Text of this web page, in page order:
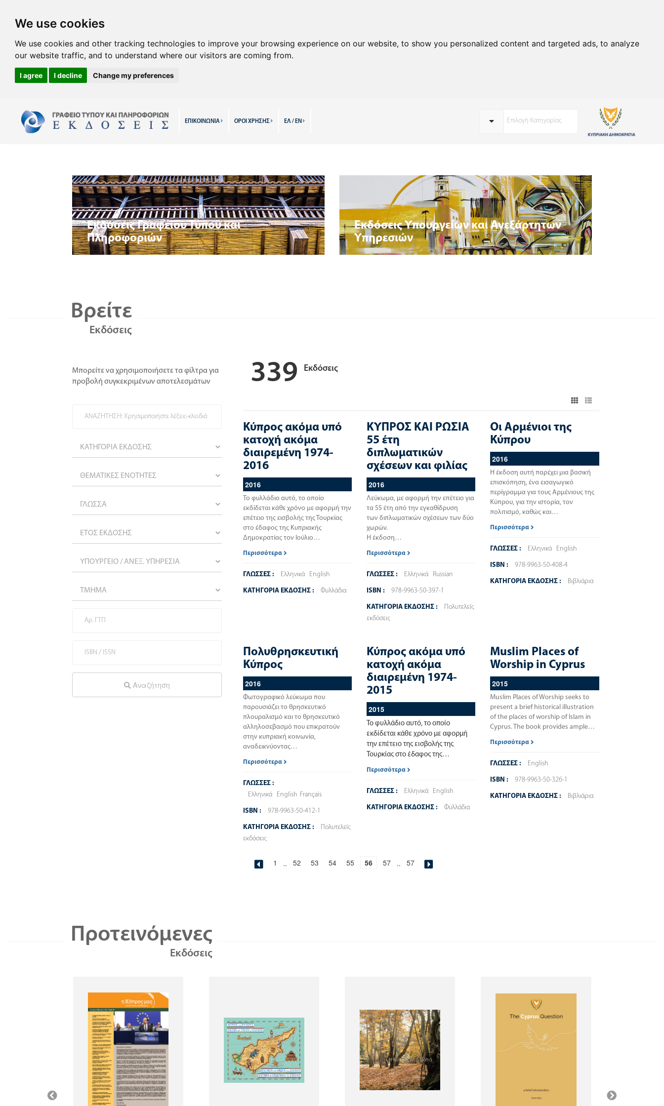
We use cookies
We use cookies and other tracking technologies to improve your browsing experience on our website, to show you personalized content and targeted ads, to analyze
our website traffic, and to understand where our visitors are coming from.
I agree I decline Change my preferences
ΕΠΙΚΟΙΝΩΝΙΑ ΟΡΟΙ ΧΡΗΣΗΣ ΕΛ / EN Επιλογή Κατηγορίας
Εκδόσεις Γραφείου Τύπου και
Πληροφοριών
Εκδόσεις Υπουργείων και Ανεξάρτητων
Υπηρεσιών
Βρείτε
Εκδόσεις
Μπορείτε να χρησιμοποιήσετε τα φίλτρα για
προβολή συγκεκριμένων αποτελεσμάτων
Αναζήτηση
339 Εκδόσεις
Κύπρος ακόμα υπό
κατοχή ακόμα
διαιρεμένη 1974-
2016
2016
Το φυλλάδιο αυτό, το οποίο
εκδίδεται κάθε χρόνο με αφορμή την
επέτειο της εισβολής της Τουρκίας
στο έδαφος της Κυπριακής
Δημοκρατίας τον Ιούλιο…
Περισσότερα
ΓΛΩΣΣΕΣ : Ελληνικά English
ΚΑΤΗΓΟΡΙΑ ΕΚΔΟΣΗΣ : Φυλλάδια
ΚΥΠΡΟΣ ΚΑΙ ΡΩΣΙΑ
55 έτη
διπλωματικών
σχέσεων και φιλίας
2016
Λεύκωμα, με αφορμή την επέτειο για
τα 55 έτη από την εγκαθίδρυση
τωνδιπλωματικών σχέσεων των δύο
χωρών.
Η έκδοση…
Περισσότερα
ΓΛΩΣΣΕΣ : Ελληνικά Russian
ISBN : 978-9963-50-397-1
ΚΑΤΗΓΟΡΙΑ ΕΚΔΟΣΗΣ :
Πολυτελείς
εκδόσεις
Οι Αρμένιοι της
Κύπρου
2016
Η έκδοση αυτή παρέχει μια βασική
επισκόπηση, ένα εισαγωγικό
περίγραμμα για τους Αρμένιους της
Κύπρου, για την ιστορία, τον
πολιτισμό, καθώς και…
Περισσότερα
ΓΛΩΣΣΕΣ : Ελληνικά English
ISBN : 978-9963-50-408-4
ΚΑΤΗΓΟΡΙΑ ΕΚΔΟΣΗΣ : Βιβλιάρια
Πολυθρησκευτική
Κύπρος
2016
Φωτογραφικό λεύκωμα που
παρουσιάζει το θρησκευτικό
πλουραλισμό και το θρησκευτικό
αλληλοσεβασμό που επικρατούν
στην κυπριακή κοινωνία,
αναδεικνύοντας…
Περισσότερα
ΓΛΩΣΣΕΣ :
Ελληνικά
English Français
ISBN : 978-9963-50-412-1
ΚΑΤΗΓΟΡΙΑ ΕΚΔΟΣΗΣ :
Πολυτελείς
εκδόσεις
Κύπρος ακόμα υπό
κατοχή ακόμα
διαιρεμένη 1974-
2015
2015
Το φυλλάδιο αυτό, το οποίο
εκδίδεται κάθε χρόνο με αφορμή
την επέτειο της εισβολής της
Τουρκίας στο έδαφος της…
Περισσότερα
ΓΛΩΣΣΕΣ : Ελληνικά English
ΚΑΤΗΓΟΡΙΑ ΕΚΔΟΣΗΣ : Φυλλάδια
Muslim Places of
Worship in Cyprus
2015
Muslim Places of Worship seeks to
present a brief historical illustration
of the places of worship of Islam in
Cyprus. The book provides ample…
Περισσότερα
ΓΛΩΣΣΕΣ : English
ISBN : 978-9963-50-326-1
ΚΑΤΗΓΟΡΙΑ ΕΚΔΟΣΗΣ : Βιβλιάρια
1 .. 52 53 54 55 56 57 .. 57
Προτεινόμενες
Εκδόσεις